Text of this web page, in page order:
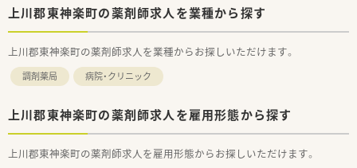
上川郡東神楽町の薬剤師求人を業種から探す
上川郡東神楽町の薬剤師求人を業種からお探しいただけます。
調剤薬局 病院・クリニック
上川郡東神楽町の薬剤師求人を雇用形態から探す
上川郡東神楽町の薬剤師求人を雇用形態からお探しいただけます。